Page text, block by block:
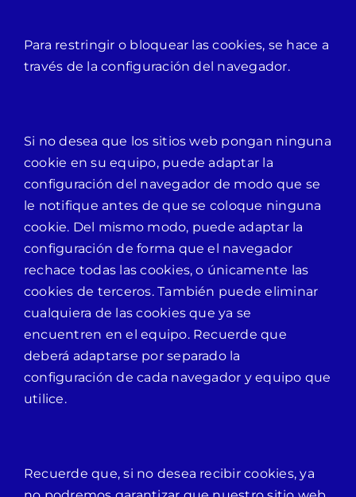
Para restringir o bloquear las cookies, se hace a
través de la configuración del navegador.
Si no desea que los sitios web pongan ninguna
cookie en su equipo, puede adaptar la
configuración del navegador de modo que se
le notifique antes de que se coloque ninguna
cookie. Del mismo modo, puede adaptar la
configuración de forma que el navegador
rechace todas las cookies, o únicamente las
cookies de terceros. También puede eliminar
cualquiera de las cookies que ya se
encuentren en el equipo. Recuerde que
deberá adaptarse por separado la
configuración de cada navegador y equipo que
utilice.
Recuerde que, si no desea recibir cookies, ya